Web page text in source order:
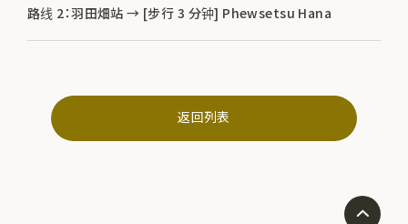
路线 2：羽田畑站 → [步行 3 分钟] Phewsetsu Hana
返回列表